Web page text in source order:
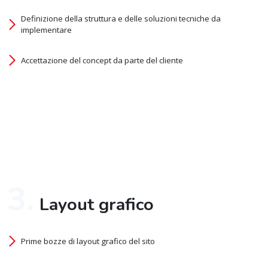
Definizione della struttura e delle soluzioni tecniche da
implementare
Accettazione del concept da parte del cliente
Layout grafico
Prime bozze di layout grafico del sito